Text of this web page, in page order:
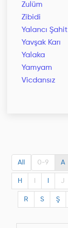
Zulüm
Zibidi
Yalancı Şahit
Yavşak Karı
Yalaka
Yamyam
Vicdansız
All 0-9 A
H J
R S Ş